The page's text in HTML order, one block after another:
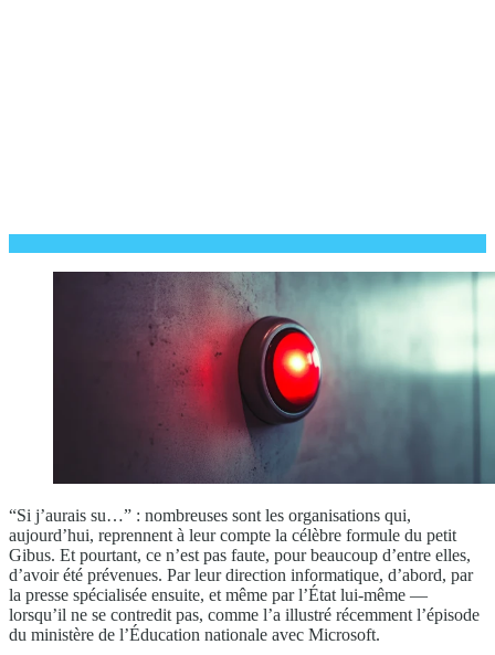
“Si j’aurais su…” : nombreuses sont les organisations qui,
aujourd’hui, reprennent à leur compte la célèbre formule du petit
Gibus. Et pourtant, ce n’est pas faute, pour beaucoup d’entre elles,
d’avoir été prévenues. Par leur direction informatique, d’abord, par
la presse spécialisée ensuite, et même par l’État lui-même —
lorsqu’il ne se contredit pas, comme l’a illustré récemment l’épisode
du ministère de l’Éducation nationale avec Microsoft.